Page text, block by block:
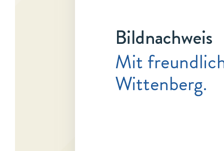
Bildnachweis
Mit
Wittenberg.